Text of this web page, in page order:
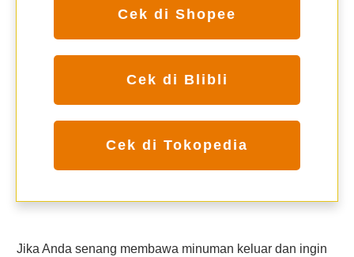
Cek di Shopee
Cek di Blibli
Cek di Tokopedia
Jika Anda senang membawa minuman keluar dan ingin